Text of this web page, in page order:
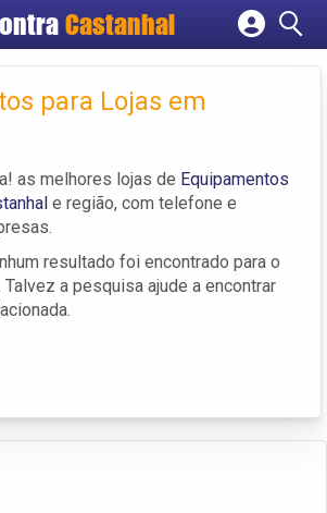
Castanhal
Cadastrar empresa
Criar conta
para Lojas em
as melhores lojas de Equipamentos
e região, com telefone e
resultado foi encontrado para o
a pesquisa ajude a encontrar